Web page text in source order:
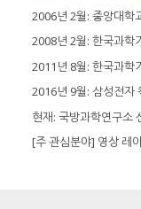
2006년 2월: 중앙대학
2008년 2월: 한국과학
2011년 8월: 한국과학
2016년 9월: 삼성전자
현재: 국방과학연구소
[주 관심분야] 영상 레